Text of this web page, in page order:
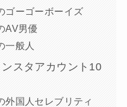
ゴーゴーボーイズ
AV男優
一般人
スタアカウント10
外国人セレブリティ